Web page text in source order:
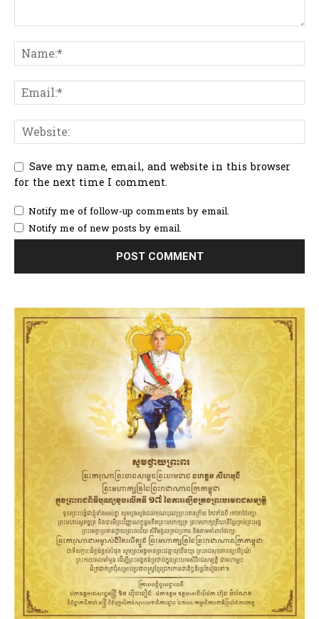
Save my name, email, and website in this browser
for the next time I comment.
Notify me of follow-up comments by email.
Notify me of new posts by email.